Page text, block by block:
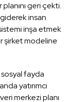
geri çekti.
insan
inşa etmek
şirket modeline
sosyal fayda
yatırımcı
merkezi planı